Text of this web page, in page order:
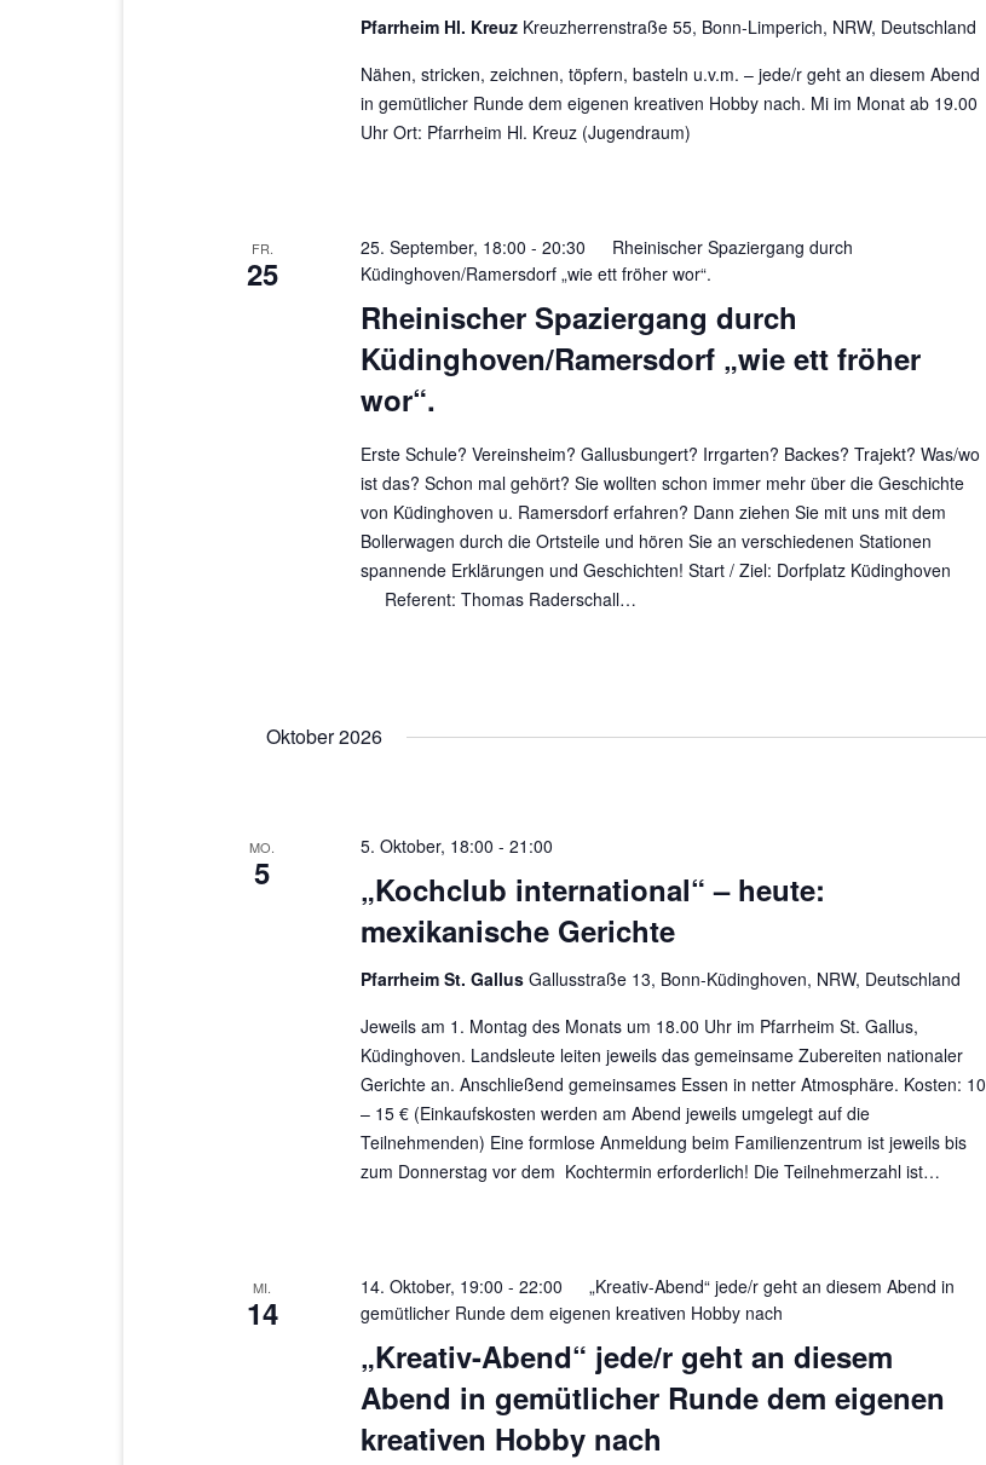
Pfarrheim Hl. Kreuz Kreuzherrenstraße 55, Bonn-Limperich, NRW, Deutschland
Nähen, stricken, zeichnen, töpfern, basteln u.v.m. – jede/r geht an diesem Abend
in gemütlicher Runde dem eigenen kreativen Hobby nach. Mi im Monat ab 19.00
Uhr Ort: Pfarrheim Hl. Kreuz (Jugendraum)
FR.
25
Rheinischer Spaziergang durch
Küdinghoven/Ramersdorf „wie ett fröher
wor“.
25. September, 18:00 - 20:30
Rheinischer Spaziergang durch
Küdinghoven/Ramersdorf „wie ett fröher wor“.
Erste Schule? Vereinsheim? Gallusbungert? Irrgarten? Backes? Trajekt? Was/wo
ist das? Schon mal gehört? Sie wollten schon immer mehr über die Geschichte
von Küdinghoven u. Ramersdorf erfahren? Dann ziehen Sie mit uns mit dem
Bollerwagen durch die Ortsteile und hören Sie an verschiedenen Stationen
spannende Erklärungen und Geschichten! Start / Ziel: Dorfplatz Küdinghoven
Referent: Thomas Raderschall…
Oktober 2026
MO.
5
„Kochclub international“ – heute:
mexikanische Gerichte
5. Oktober, 18:00 - 21:00
Pfarrheim St. Gallus Gallusstraße 13, Bonn-Küdinghoven, NRW, Deutschland
Jeweils am 1. Montag des Monats um 18.00 Uhr im Pfarrheim St. Gallus,
Küdinghoven. Landsleute leiten jeweils das gemeinsame Zubereiten nationaler
Gerichte an. Anschließend gemeinsames Essen in netter Atmosphäre. Kosten: 10
– 15 € (Einkaufskosten werden am Abend jeweils umgelegt auf die
Teilnehmenden) Eine formlose Anmeldung beim Familienzentrum ist jeweils bis
zum Donnerstag vor dem Kochtermin erforderlich! Die Teilnehmerzahl ist…
MI.
14
„Kreativ-Abend“ jede/r geht an diesem
Abend in gemütlicher Runde dem eigenen
kreativen Hobby nach
14. Oktober, 19:00 - 22:00
„Kreativ-Abend“ jede/r geht an diesem Abend in
gemütlicher Runde dem eigenen kreativen Hobby nach